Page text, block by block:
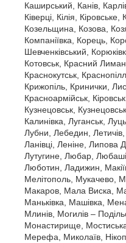
Каширський, Канів,
Ківерці, Кілія,
Козельщина, Козова,
Компаніївка, Корець,
Шевченківський,
Котовськ, Красний
Краснокутськ,
Крижопіль, Кринички,
Красноармійськ,
Кузнецовськ,
Калинівка, Луганськ,
Лубни, Лебедин,
Ланівці, Леніне, Липова
Лутугине, Любар,
Люботин, Ладижин,
Мелітополь, Мукачево,
Макаров, Мала Виска,
Маньківка, Машівка,
Млинів, Могилів –
Монастирище,
Мерефа, Миколаїв,